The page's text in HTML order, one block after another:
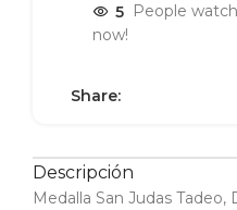
5 People
now!
Share:
Descripción
Medalla San Judas